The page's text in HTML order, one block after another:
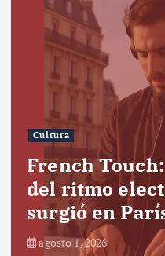
Cultura
French
del ritmo
surgió en
agosto 1, 2026